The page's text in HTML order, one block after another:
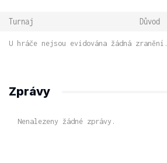
Turnaj Důvod
U hráče nejsou evidována žádná zranění.
Zprávy
Nenalezeny žádné zprávy.